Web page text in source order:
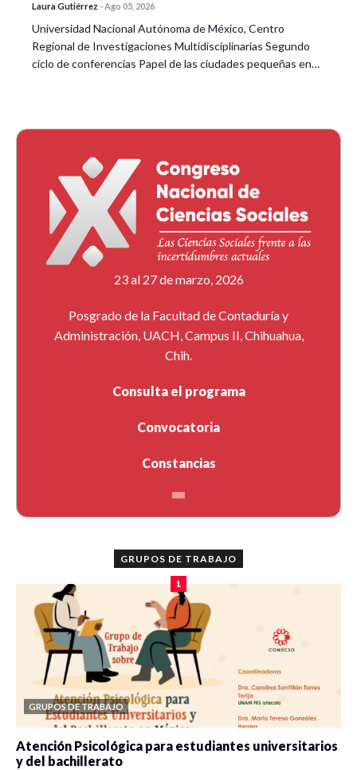
Laura Gutiérrez -Ago 05, 2026
Universidad Nacional Autónoma de México, Centro
Regional de Investigaciones Multidisciplinarias Segundo
ciclo de conferencias Papel de las ciudades pequeñas en…
23 al 27 de marzo, 2026
Posgrado de la Facultad de Contaduría y
Administración, UACH, Campus II, Chihuahua,
Chih.
Consulta el programa
Convocatoria
Constancias
GRUPOS DE TRABAJO
1
GRUPOS DE TRABAJO
Atención Psicológica para estudiantes universitarios
y del bachillerato